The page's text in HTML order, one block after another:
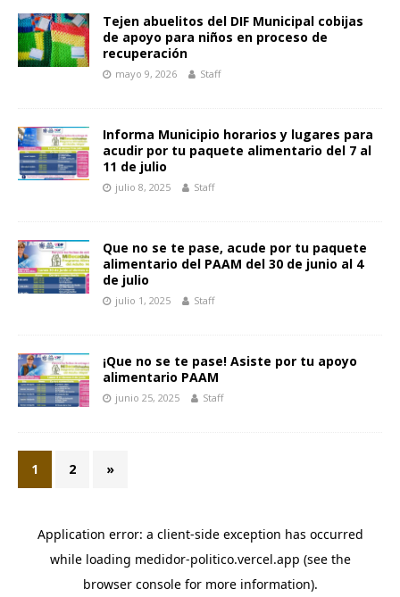
Tejen abuelitos del DIF Municipal cobijas
de apoyo para niños en proceso de
recuperación
mayo 9, 2026 Staff
Informa Municipio horarios y lugares para
acudir por tu paquete alimentario del 7 al
11 de julio
julio 8, 2025 Staff
Que no se te pase, acude por tu paquete
alimentario del PAAM del 30 de junio al 4
de julio
julio 1, 2025 Staff
¡Que no se te pase! Asiste por tu apoyo
alimentario PAAM
junio 25, 2025 Staff
1 2 »